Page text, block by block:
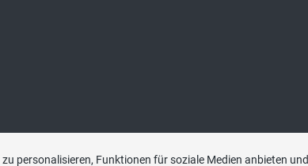
personalisieren, Funktionen für soziale Medien anbieten und